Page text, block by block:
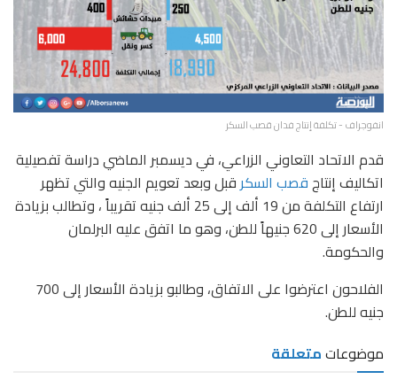
انفوجراف - تكلفة إنتاج فدان قصب السكر
قدم الاتحاد التعاوني الزراعي، في ديسمبر الماضي دراسة تفصيلية
اتكاليف إنتاجقصب السكرقبل وبعد تعويم الجنيه والتي تظهر
ارتفاع التكلفة من 19 ألف إلى 25 ألف جنيه تقريباً ، وتطالب بزيادة
الأسعار إلى 620 جنيهاً للطن، وهو ما اتفق عليه البرلمان
والحكومة.
الفلاحون اعترضوا على الاتفاق، وطالبو بزيادة الأسعار إلى 700
جنيه للطن.
موضوعاتمتعلقة